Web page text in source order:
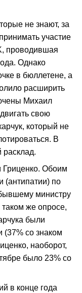
не знают, за
участие
проводившая
Однако
в бюллетене, а
расширить
Михаил
свою
который не
В
расклад.
Гриценко. Обоим
(антипатии) по
министру
же опросе,
были
(37% со знаком
наоборот,
было 23% со
в конце года